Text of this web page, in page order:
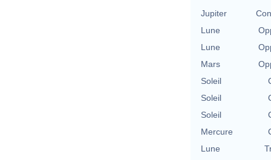
Jupiter
Lune
Lune
Mars
Soleil
Soleil
Soleil
Mercure
Lune